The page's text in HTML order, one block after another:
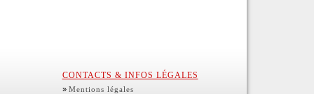
CONTACTS & INFOS LÉGALES
» Mentions légales